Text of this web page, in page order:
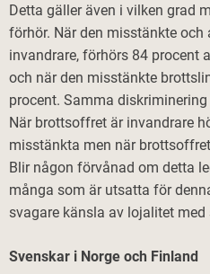
Detta gäller även i vilken grad
förhör. När den misstänkte
invandrare, förhörs 84 procent
och när den misstänkte
procent. Samma
När brottsoffret är invandrare
misstänkta men när
Blir någon förvånad om detta
många som är utsatta för
svagare känsla av lojalitet med
Svenskar i Norge och Finland